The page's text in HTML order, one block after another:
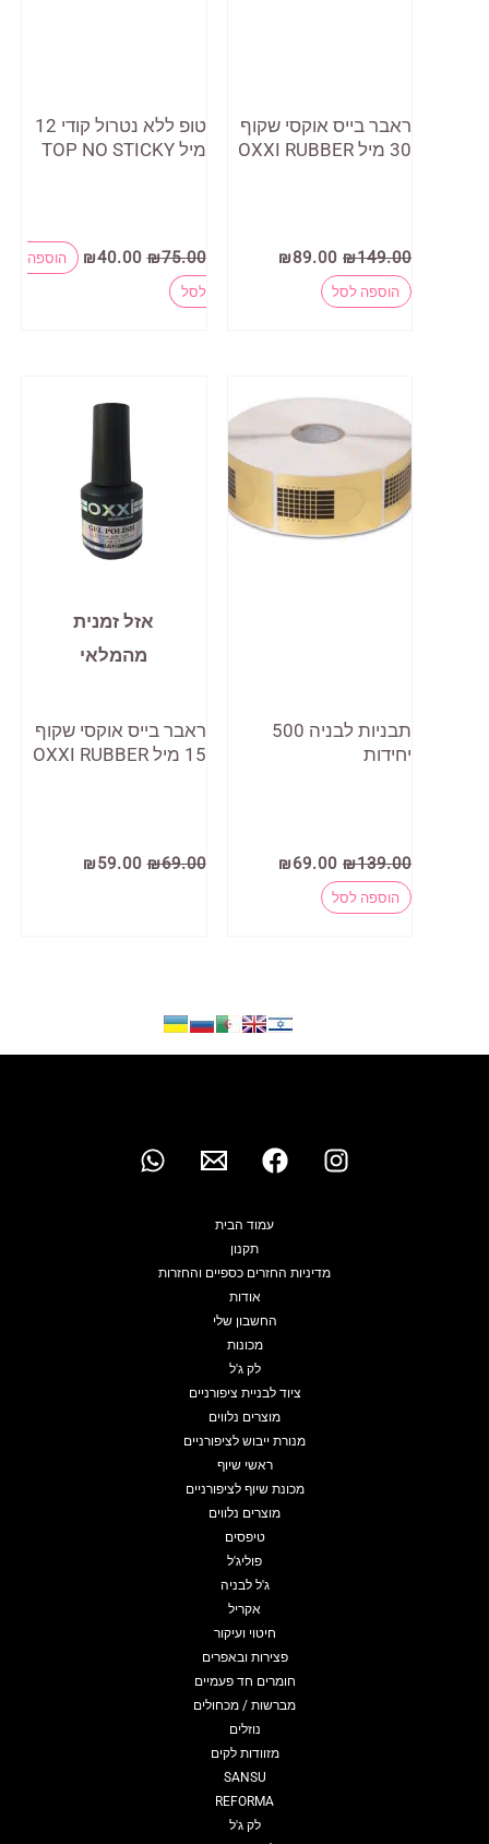
ראבר בייס אוקסי שקוף
30 מיל OXXI RUBBER
₪149.00
המחיר
המקורי
היה:
₪149.00.
₪89.00
הוספה לסל
טופ ללא נטרול קודי 12
מיל TOP NO STICKY
₪75.00
המחיר
המקורי
₪40.00
המחיר
הנוכחי
הוספה
לסל
תבניות לבניה 500
יחידות
₪139.00
המחיר
המקורי
היה:
₪139.00.
₪69.00
הוספה לסל
אזל זמנית
מהמלאי
ראבר בייס אוקסי שקוף
15 מיל OXXI RUBBER
₪69.00
המחיר
המקורי
₪59.00
עמוד הבית
תקנון
מדיניות החזרים כספיים והחזרות
אודות
החשבון שלי
מכונות
לק ג'ל
ציוד לבניית ציפורניים
מוצרים נלווים
מנורת ייבוש לציפורניים
ראשי שיוף
מכונת שיוף לציפורניים
מוצרים נלווים
טיפסים
פוליג'ל
ג'ל לבניה
אקריל
חיטוי ועיקור
פצירות ובאפרים
חומרים חד פעמיים
מברשות / מכחולים
נוזלים
מזוודות לקים
SANSU
REFORMA
לק ג'ל